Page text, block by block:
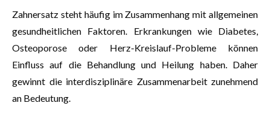
Zahnersatz steht häufig im Zusammenhang mit allgemeinen
gesundheitlichen Faktoren. Erkrankungen wie Diabetes,
Osteoporose oder Herz-Kreislauf-Probleme können
Einfluss auf die Behandlung und Heilung haben. Daher
gewinnt die interdisziplinäre Zusammenarbeit zunehmend
an Bedeutung.